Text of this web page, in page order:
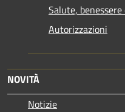
Salute,
Autorizzazioni
NOVITÀ
Notizie